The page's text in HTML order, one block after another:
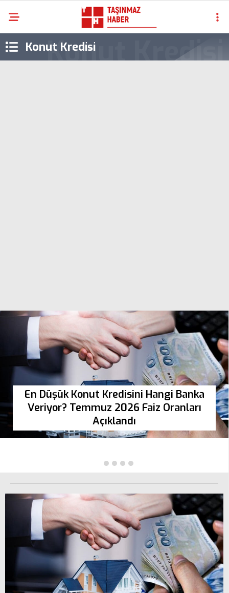
Konut Kredisi
En Düşük Konut Kredisini Hangi Banka
Veriyor? Temmuz 2026 Faiz Oranları
Açıklandı